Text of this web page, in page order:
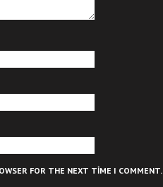
FOR THE NEXT TIME I COMMENT.